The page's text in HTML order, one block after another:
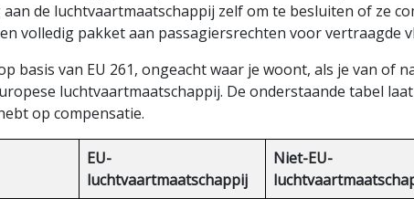
de luchtvaartmaatschappij zelf om te besluiten of ze
volledig pakket aan passagiersrechten voor vertraagde
basis van EU 261, ongeacht waar je woont, als je van of
luchtvaartmaatschappij. De onderstaande tabel
op compensatie.
EU-
luchtvaartmaatschappij
Niet-EU-